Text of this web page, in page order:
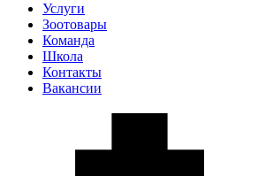
Услуги
Зоотовары
Команда
Школа
Контакты
Вакансии